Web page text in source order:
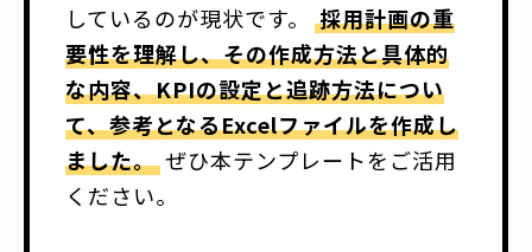
しているのが現状です。
採用計画の重
要性を理解し、その作成方法と具体的
な内容、KPIの設定と追跡方法につい
て、参考となるExcelファイルを作成し
ました。 ぜひ本テンプレートをご活用
ください。